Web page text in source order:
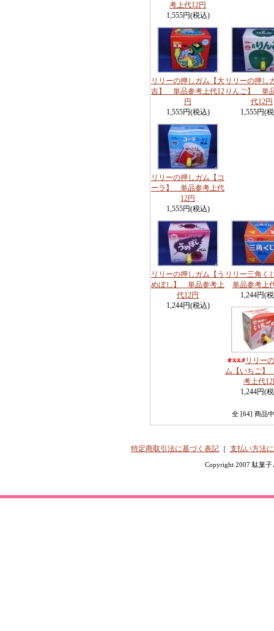
考上代12円
1,555円(税込)
リリーの押しガム【大
吉】 単品参考上代12
円
1,555円(税込)
リリーの押し
りんご】 単
代12円
1,555円(
リリーの押しガム【コ
ーラ】 単品参考上代
12円
1,555円(税込)
リリーの押しガム【う
めぼし】 単品参考上
代12円
1,244円(税込)
リリー三角
単品参考上
1,244円(
リリー
ム【いちご
考上代
1,244円(
全 [64] 商品
特定商取引法に基づく表記 支払い方法
Copyright 2007 駄菓